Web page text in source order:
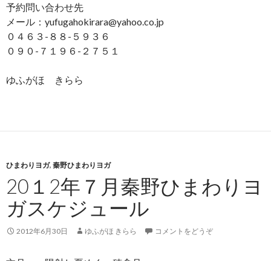
予約問い合わせ先
メール：yufugahokirara@yahoo.co.jp
０４６３-８８-５９３６
０９０-７１９６-２７５１
ゆふがほ きらら
ひまわりヨガ, 秦野ひまわりヨガ
20１2年７月秦野ひまわりヨ
ガスケジュール
2012年6月30日 ゆふがほ きらら コメントをどうぞ